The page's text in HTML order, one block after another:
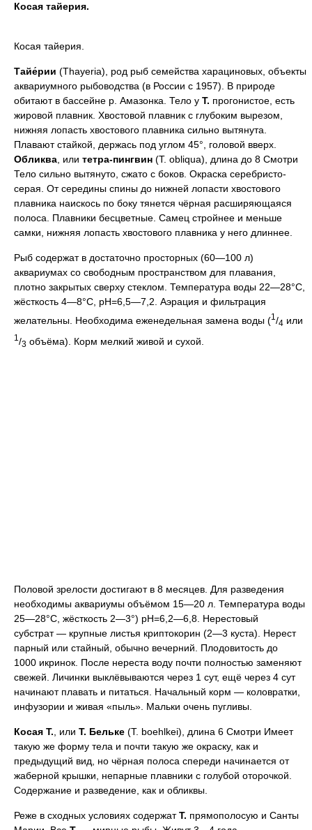
Косая тайерия.
Косая тайерия.
Тайе́рии (Thayeria), род рыб семейства харациновых, объекты
аквариумного рыбоводства (в России с 1957). В природе
обитают в бассейне р. Амазонка. Тело у Т. прогонистое, есть
жировой плавник. Хвостовой плавник с глубоким вырезом,
нижняя лопасть хвостового плавника сильно вытянута.
Плавают стайкой, держась под углом 45°, головой вверх.
Обликва , или тетра-пингвин (T. obliqua), длина до 8 Смотри
Тело сильно вытянуто, сжато с боков. Окраска серебристо-
серая. От середины спины до нижней лопасти хвостового
плавника наискось по боку тянется чёрная расширяющаяся
полоса. Плавники бесцветные. Самец стройнее и меньше
самки, нижняя лопасть хвостового плавника у него длиннее.
Рыб содержат в достаточно просторных (60—100 л)
аквариумах со свободным пространством для плавания,
плотно закрытых сверху стеклом. Температура воды 22—28°C,
жёсткость 4—8°C, pH=6,5—7,2. Аэрация и фильтрация
желательны. Необходима еженедельная замена воды (1 /4 или
1 /3 объёма). Корм мелкий живой и сухой.
Половой зрелости достигают в 8 месяцев. Для разведения
необходимы аквариумы объёмом 15—20 л. Температура воды
25—28°C, жёсткость 2—3°) pH=6,2—6,8. Нерестовый
субстрат — крупные листья криптокорин (2—3 куста). Нерест
парный или стайный, обычно вечерний. Плодовитость до
1000 икринок. После нереста воду почти полностью заменяют
свежей. Личинки выклёвываются через 1 сут, ещё через 4 сут
начинают плавать и питаться. Начальный корм — коловратки,
инфузории и живая «пыль». Мальки очень пугливы.
Косая Т. , или Т. Бельке (T. boehlkei), длина 6 Смотри Имеет
такую же форму тела и почти такую же окраску, как и
предыдущий вид, но чёрная полоса спереди начинается от
жаберной крышки, непарные плавники с голубой оторочкой.
Содержание и разведение, как и обликвы.
Реже в сходных условиях содержатТ. прямополосую и Санты